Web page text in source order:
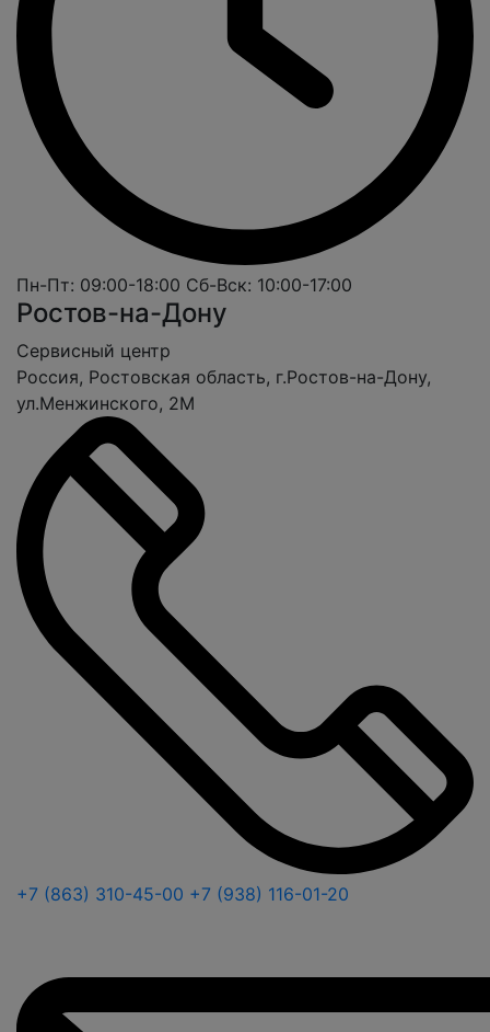
Пн-Пт: 09:00-18:00 Сб-Вcк: 10:00-17:00
Ростов-на-Дону
Cервисный центр
Россия, Ростовская область, г.Ростов-на-Дону,
ул.Менжинского, 2М
+7 (863) 310-45-00 +7 (938) 116-01-20